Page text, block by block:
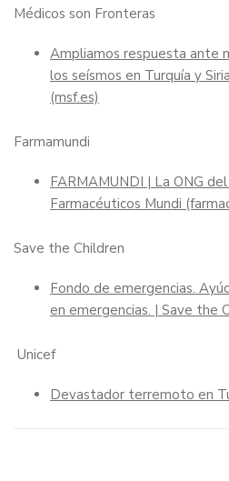
Médicos son Fronteras
Ampliamos respuesta ante
los seísmos en Turquía y
(msf.es)
Farmamundi
FARMAMUNDI | La ONG
Farmacéuticos Mundi
Save the Children
Fondo de emergencias.
en emergencias. | Save the
Unicef
Devastador terremoto en